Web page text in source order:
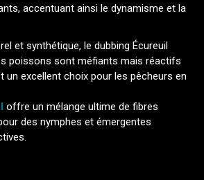
accentuant ainsi le dynamisme et la
et synthétique, le dubbing Écureuil
poissons sont méfiants mais réactifs
un excellent choix pour les pêcheurs en
offre un mélange ultime de fibres
des nymphes et émergentes